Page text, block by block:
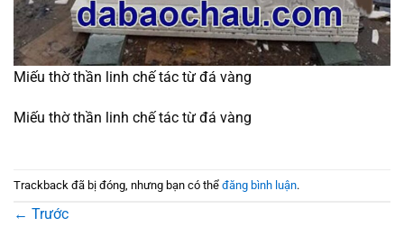
Miếu thờ thần linh chế tác từ đá vàng
Miếu thờ thần linh chế tác từ đá vàng
Trackback đã bị đóng, nhưng bạn có thể đăng bình luận.
← Trước